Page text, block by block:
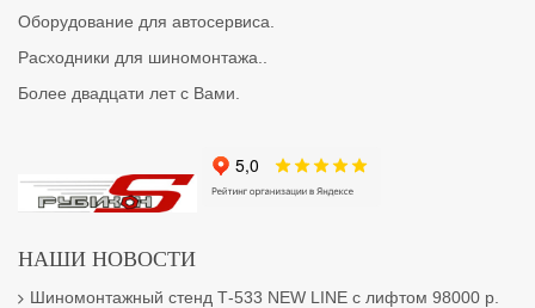
Оборудование для автосервиса.
Расходники для шиномонтажа..
Более двадцати лет с Вами.
НАШИ НОВОСТИ
Шиномонтажный стенд Т-533 NEW LINE с лифтом 98000 р.